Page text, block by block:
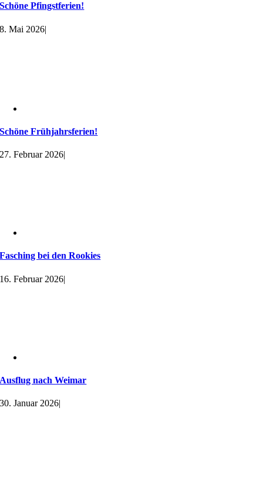
Schöne Pfingstferien!
8. Mai 2026|
Schöne Frühjahrsferien!
27. Februar 2026|
Fasching bei den Rookies
16. Februar 2026|
Ausflug nach Weimar
30. Januar 2026|